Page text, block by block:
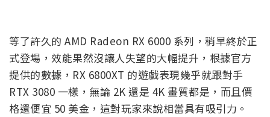
等了許久的 AMD Radeon RX 6000 系列，稍早終於正
式登場，效能果然沒讓人失望的大幅提升，根據官方
提供的數據，RX 6800XT 的遊戲表現幾乎就跟對手
RTX 3080 一樣，無論 2K 還是 4K 畫質都是，而且價
格還便宜 50 美金，這對玩家來說相當具有吸引力。